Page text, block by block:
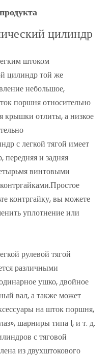
цилиндр
штоком
цилиндр той же
небольшое,
поршня относительно
крышки отлиты, а низкое
с легкой тягой имеет
и задняя
винтовыми
контргайку, вы можете
уплотнение или
рулевой тягой
различными
ушко, двойное
вал, а также может
на шток поршня,
шарниры типа I, и т. д.
с тяговой
​​из двухштокового